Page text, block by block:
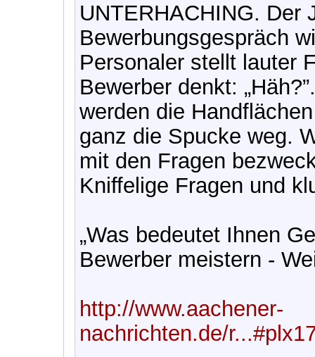
UNTERHACHING. Der
Bewerbungsgespräch
Personaler stellt lauter
Bewerber denkt:
werden die
ganz die Spucke weg.
mit den Fragen
Kniffelige Fragen und
„Was bedeutet Ihnen
Bewerber meistern -
http://www.aachener-
nachrichten.de/